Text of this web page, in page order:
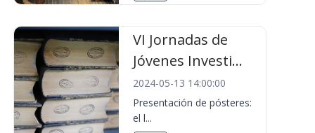
VI Jornadas de
Jóvenes Investi...
2024-05-13 14:00:00
Presentación de pósteres:
el l...